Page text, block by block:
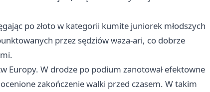
po złoto w kategorii kumite juniorek młodszych
przez sędziów waza-ari, co dobrze
Europy. W drodze po podium zanotował efektowne
zakończenie walki przed czasem. W takim